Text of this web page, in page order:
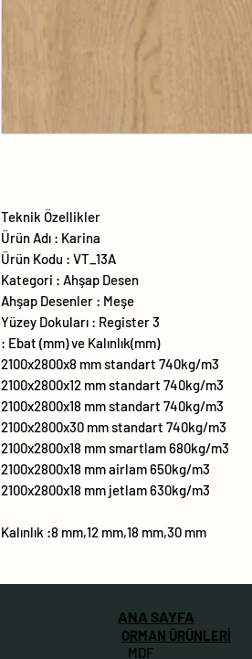
Teknik Özellikler
Ürün Adı : Karina
Ürün Kodu : VT_13A
Kategori : Ahşap Desen
Ahşap Desenler : Meşe
Yüzey Dokuları : Register 3
Ebat (mm) ve Kalınlık(mm) :
2100x2800x8 mm standart 740kg/m3
2100x2800x12 mm standart 740kg/m3
2100x2800x18 mm standart 740kg/m3
2100x2800x30 mm standart 740kg/m3
2100x2800x18 mm smartlam 680kg/m3
2100x2800x18 mm airlam 650kg/m3
2100x2800x18 mm jetlam 630kg/m3
Kalınlık :8 mm,12 mm,18 mm,30 mm
ANA SAYFA
ORMAN ÜRÜNLERİ
MDF